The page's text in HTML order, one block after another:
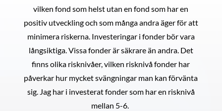
vilken fond som helst utan en fond som har en
positiv utveckling och som många andra äger för att
minimera riskerna. Investeringar i fonder bör vara
långsiktiga. Vissa fonder är säkrare än andra. Det
finns olika risknivåer, vilken risknivå fonder har
påverkar hur mycket svängningar man kan förvänta
sig. Jag har i investerat fonder som har en risknivå
mellan 5-6.